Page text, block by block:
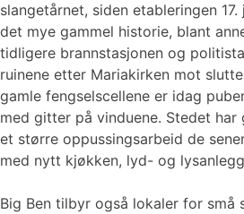
slangetårnet, siden etableringen 17.
det mye gammel historie, blant
tidligere brannstasjonen og
ruinene etter Mariakirken mot
gamle fengselscellene er idag
med gitter på vinduene. Stedet har
et større oppussingsarbeid de
med nytt kjøkken, lyd- og
Big Ben tilbyr også lokaler for små